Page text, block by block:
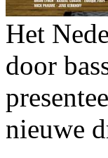
Het
door
nieuwe